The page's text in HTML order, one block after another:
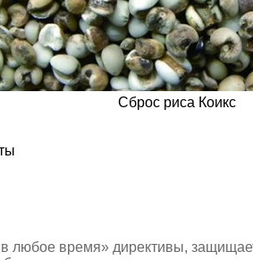
Сброс риса Коикс
любое время» директивы,